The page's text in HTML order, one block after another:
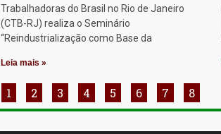
Trabalhadoras do Brasil no Rio de Janeiro
(CTB-RJ) realiza o Seminário
“Reindustrialização como Base da
Leia mais »
1 2 3 4 5 6 7 8